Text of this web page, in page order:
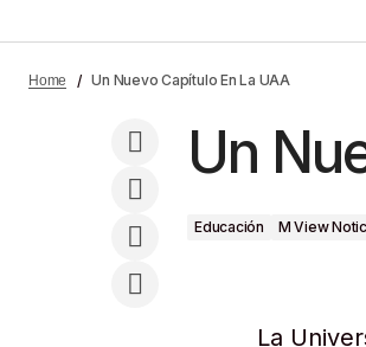
Como La Ciudad De Rostro De Cantera
Y Corazón De Plata?
Home Un Nuevo Capítulo En La UAA
Un
Educación M View
La